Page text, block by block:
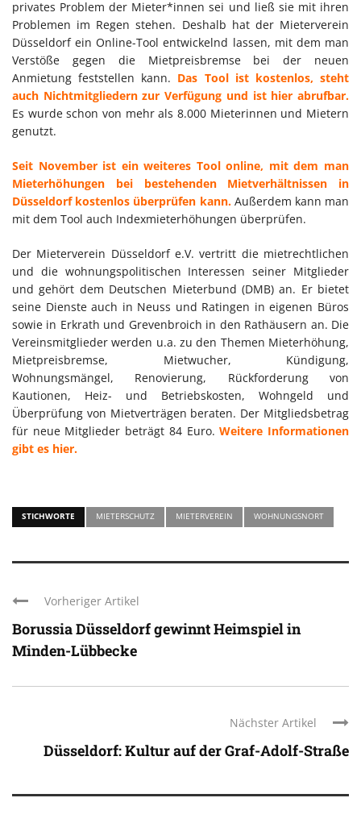
privates Problem der Mieter*innen sei und ließ sie mit ihren
Problemen im Regen stehen. Deshalb hat der Mieterverein
Düsseldorf ein Online-Tool entwickelnd lassen, mit dem man
Verstöße gegen die Mietpreisbremse bei der neuen
Anmietung feststellen kann. Das Tool ist kostenlos, steht
auch Nichtmitgliedern zur Verfügung und ist hier abrufbar.
Es wurde schon von mehr als 8.000 Mieterinnen und Mietern
genutzt.
Seit November ist ein weiteres Tool online, mit dem man
Mieterhöhungen bei bestehenden Mietverhältnissen in
Düsseldorf kostenlos überprüfen kann. Außerdem kann man
mit dem Tool auch Indexmieterhöhungen überprüfen.
Der Mieterverein Düsseldorf e.V. vertritt die mietrechtlichen
und die wohnungspolitischen Interessen seiner Mitglieder
und gehört dem Deutschen Mieterbund (DMB) an. Er bietet
seine Dienste auch in Neuss und Ratingen in eigenen Büros
sowie in Erkrath und Grevenbroich in den Rathäusern an. Die
Vereinsmitglieder werden u.a. zu den Themen Mieterhöhung,
Mietpreisbremse, Mietwucher, Kündigung,
Wohnungsmängel, Renovierung, Rückforderung von
Kautionen, Heiz- und Betriebskosten, Wohngeld und
Überprüfung von Mietverträgen beraten. Der Mitgliedsbetrag
für neue Mitglieder beträgt 84 Euro.Weitere Informationen
gibt es hier.
STICHWORTE MIETERSCHUTZ MIETERVEREIN WOHNUNGSNORT
Vorheriger Artikel
Borussia Düsseldorf gewinnt Heimspiel in
Minden-Lübbecke
Nächster Artikel
Düsseldorf: Kultur auf der Graf-Adolf-Straße